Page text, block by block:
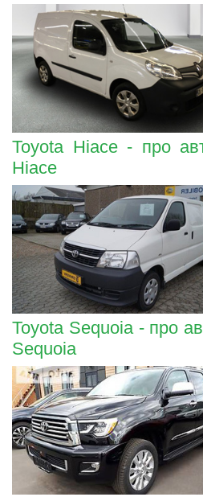
Toyota Hiace - про
Hiace
Toyota Sequoia - про
Sequoia